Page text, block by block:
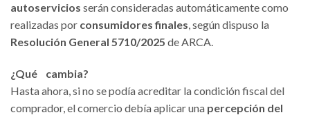
autoservicios serán consideradas automáticamente como
realizadas por consumidores finales, según dispuso la
Resolución General 5710/2025 de ARCA.
¿Qué cambia?
Hasta ahora, si no se podía acreditar la condición fiscal del
comprador, el comercio debía aplicar una percepción del